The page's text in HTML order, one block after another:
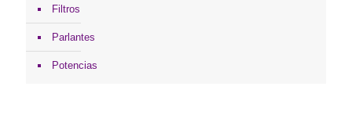
Filtros
Parlantes
Potencias